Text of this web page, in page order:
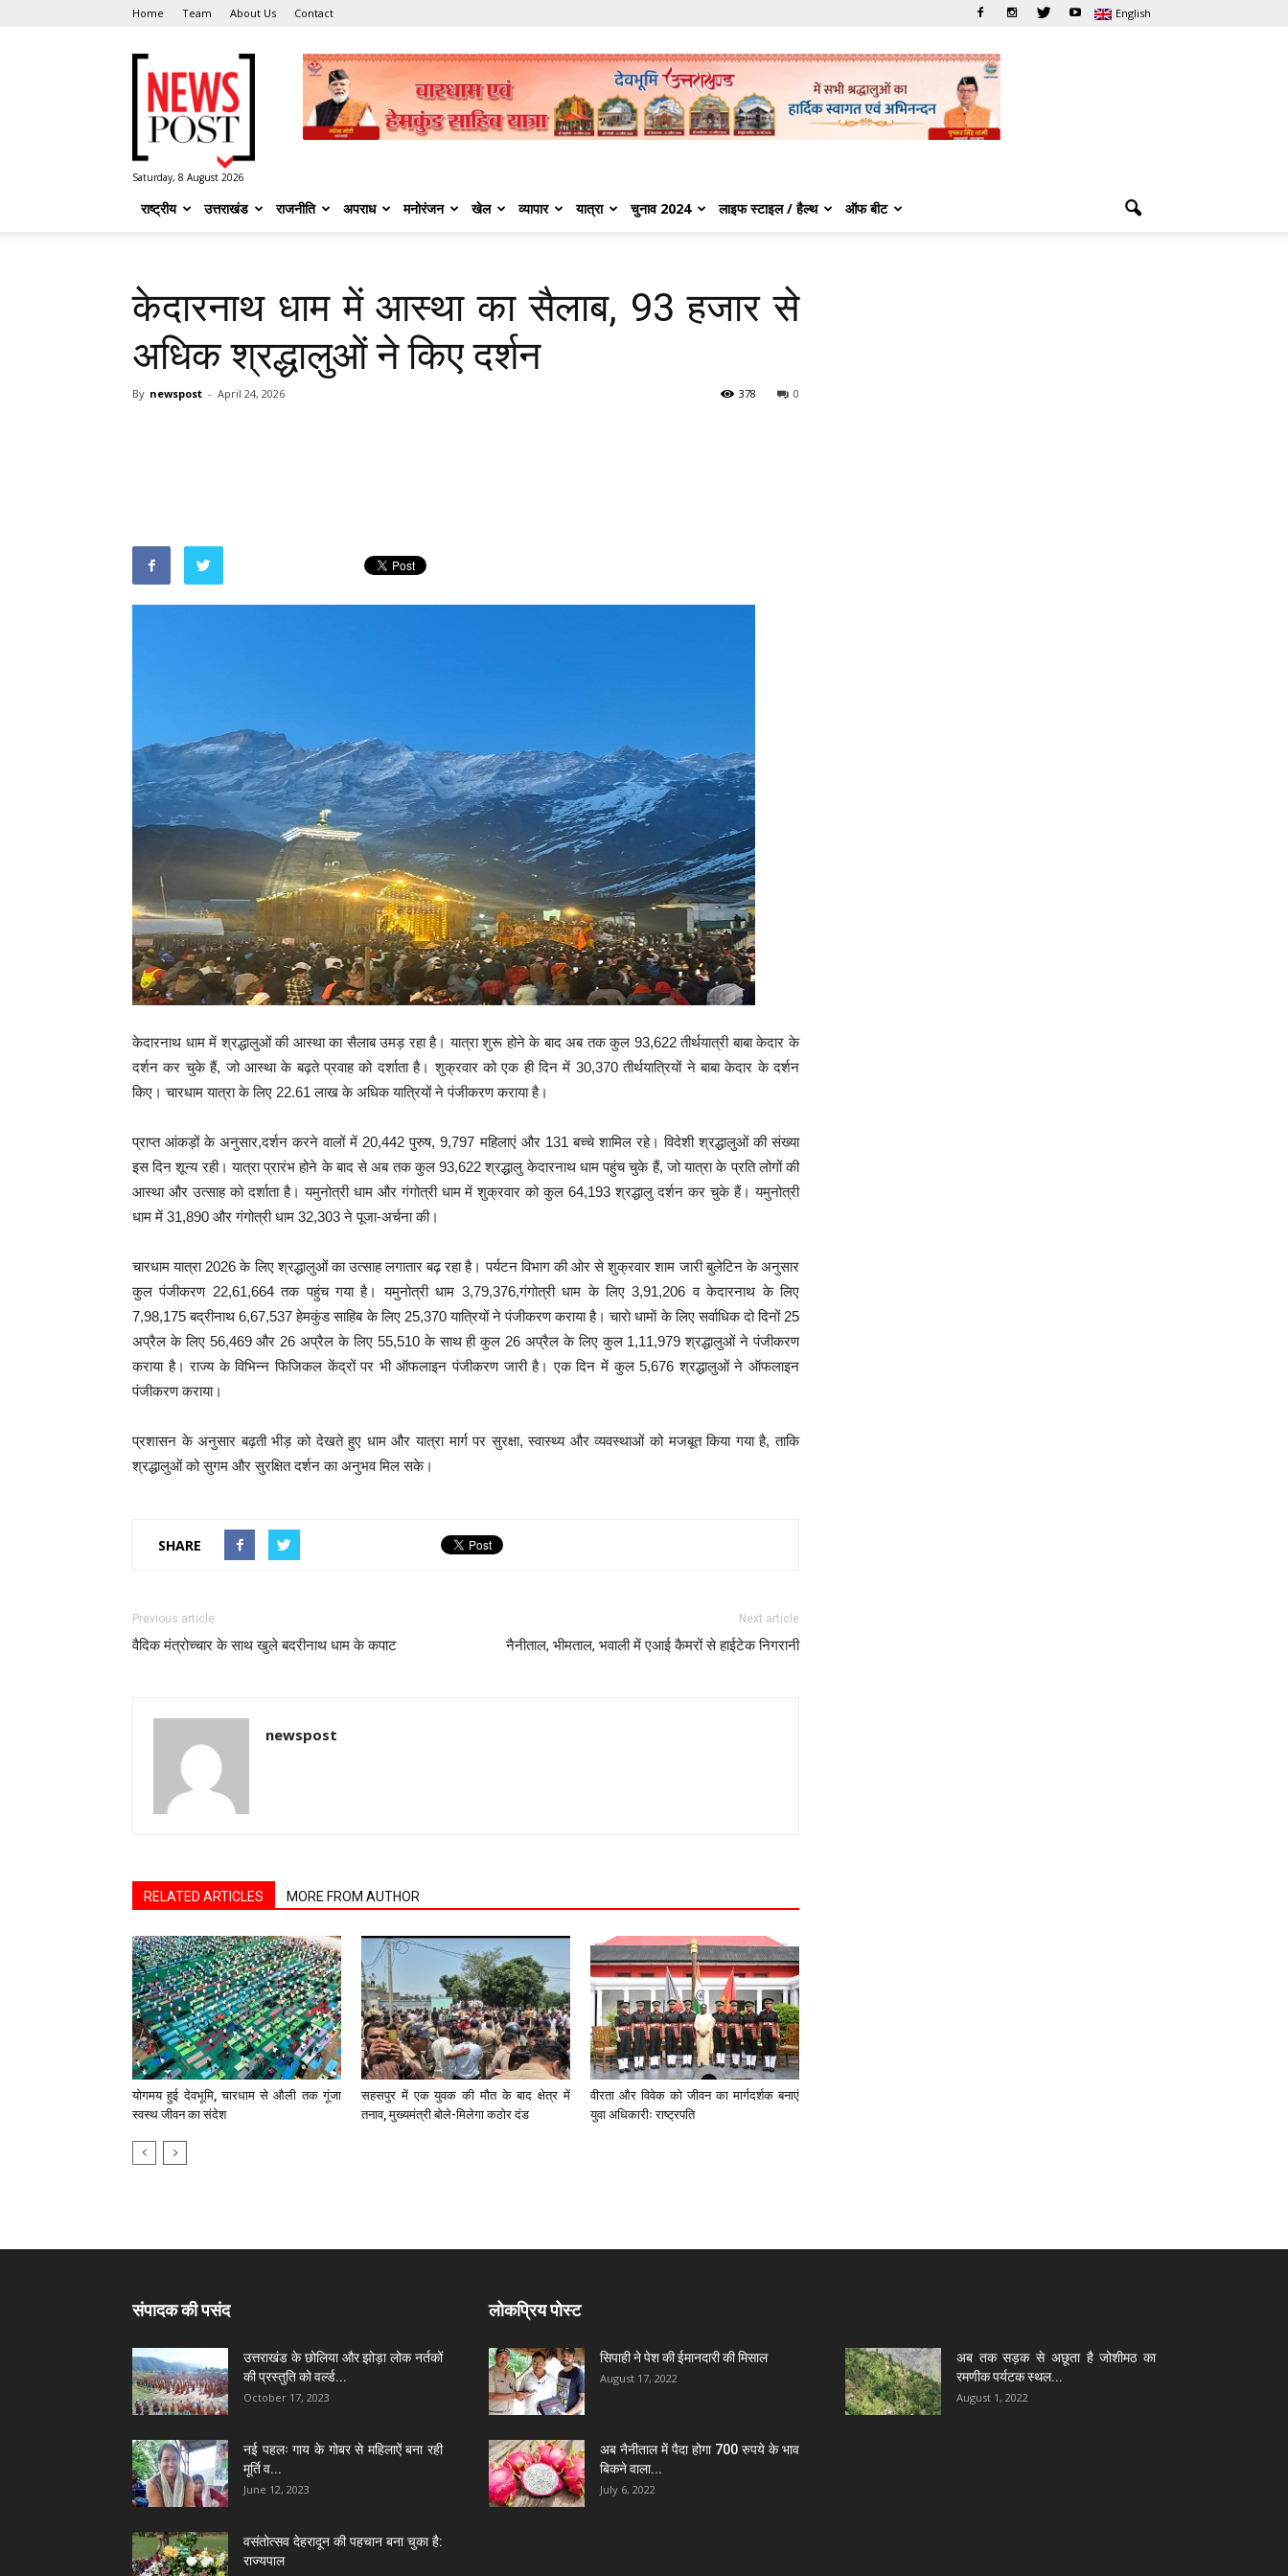
Home Team About Us Contact English
Post
Saturday, 8 August 2026
राष्ट्रीय उत्तराखंड राजनीति अपराध मनोरंजन खेल व्यापार यात्रा चुनाव 2024 लाइफ स्टाइल / हैल्थ ऑफ बीट
केदारनाथ धाम में आस्था का सैलाब, 93 हजार से
अधिक श्रद्धालुओं ने किए दर्शन
By newspost - April 24, 2026 0
378
केदारनाथ धाम में श्रद्धालुओं की आस्था का सैलाब उमड़ रहा है। यात्रा शुरू होने के बाद अब तक कुल 93,622 तीर्थयात्री बाबा केदार के
दर्शन कर चुके हैं, जो आस्था के बढ़ते प्रवाह को दर्शाता है। शुक्रवार को एक ही दिन में 30,370 तीर्थयात्रियों ने बाबा केदार के दर्शन
किए। चारधाम यात्रा के लिए 22.61 लाख के अधिक यात्रियों ने पंजीकरण कराया है।
प्राप्त आंकड़ों के अनुसार,दर्शन करने वालों में 20,442 पुरुष, 9,797 महिलाएं और 131 बच्चे शामिल रहे। विदेशी श्रद्धालुओं की संख्या
इस दिन शून्य रही। यात्रा प्रारंभ होने के बाद से अब तक कुल 93,622 श्रद्धालु केदारनाथ धाम पहुंच चुके हैं, जो यात्रा के प्रति लोगों की
आस्था और उत्साह को दर्शाता है। यमुनोत्री धाम और गंगोत्री धाम में शुक्रवार को कुल 64,193 श्रद्धालु दर्शन कर चुके हैं। यमुनोत्री
धाम में 31,890 और गंगोत्री धाम 32,303 ने पूजा-अर्चना की।
चारधाम यात्रा 2026 के लिए श्रद्धालुओं का उत्साह लगातार बढ़ रहा है। पर्यटन विभाग की ओर से शुक्रवार शाम जारी बुलेटिन के अनुसार
कुल पंजीकरण 22,61,664 तक पहुंच गया है। यमुनोत्री धाम 3,79,376,गंगोत्री धाम के लिए 3,91,206 व केदारनाथ के लिए
7,98,175 बद्रीनाथ 6,67,537 हेमकुंड साहिब के लिए 25,370 यात्रियों ने पंजीकरण कराया है। चाराे धामाें के लिए सर्वाधिक दो दिनों 25
अप्रैल के लिए 56,469 और 26 अप्रैल के लिए 55,510 के साथ ही कुल 26 अप्रैल के लिए कुल 1,11,979 श्रद्धालुओं ने पंजीकरण
कराया है। राज्य के विभिन्न फिजिकल केंद्रों पर भी ऑफलाइन पंजीकरण जारी है। एक दिन में कुल 5,676 श्रद्धालुओं ने ऑफलाइन
पंजीकरण कराया।
प्रशासन के अनुसार बढ़ती भीड़ को देखते हुए धाम और यात्रा मार्ग पर सुरक्षा, स्वास्थ्य और व्यवस्थाओं को मजबूत किया गया है, ताकि
श्रद्धालुओं को सुगम और सुरक्षित दर्शन का अनुभव मिल सके।
SHARE
Previous article
वैदिक मंत्रोच्चार के साथ खुले बदरीनाथ धाम के कपाट
Next article
नैनीताल, भीमताल, भवाली में एआई कैमरों से हाईटेक निगरानी
newspost
RELATED ARTICLES MORE FROM AUTHOR
योगमय हुई देवभूमि, चारधाम से औली तक गूंजा
स्वस्थ जीवन का संदेश
सहसपुर में एक युवक की मौत के बाद क्षेत्र में
तनाव, मुख्यमंत्री बोले-मिलेगा कठोर दंड
वीरता और विवेक को जीवन का मार्गदर्शक बनाएं
युवा अधिकारीः राष्ट्रपति
संपादक की पसंद
उत्तराखंड के छोलिया और झोड़ा लोक नर्तकों
की प्रस्तुति को वर्ल्ड...
October 17, 2023
नई पहलः गाय के गोबर से महिलाऐं बना रही
मूर्ति व...
June 12, 2023
वसंतोत्सव देहरादून की पहचान बना चुका है:
राज्यपाल
लोकप्रिय पोस्ट
सिपाही ने पेश की ईमानदारी की मिसाल
August 17, 2022
अब तक सड़क से अछूता है जोशीमठ का
रमणीक पर्यटक स्थल...
August 1, 2022
अब नैनीताल में पैदा होगा 700 रुपये के भाव
बिकने वाला...
July 6, 2022